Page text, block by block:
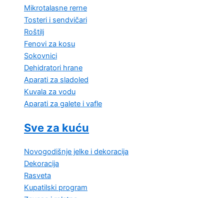
Mikrotalasne rerne
Tosteri i sendvičari
Roštilj
Fenovi za kosu
Sokovnici
Dehidratori hrane
Aparati za sladoled
Kuvala za vodu
Aparati za galete i vafle
Sve za kuću
Novogodišnje jelke i dekoracija
Dekoracija
Rasveta
Kupatilski program